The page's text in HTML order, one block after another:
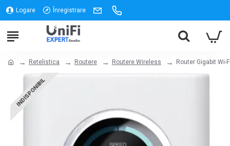
Logare Înregistrare
Retelistica Routere Routere Wireless Router Gigabit Wi-
INDISPONIBIL